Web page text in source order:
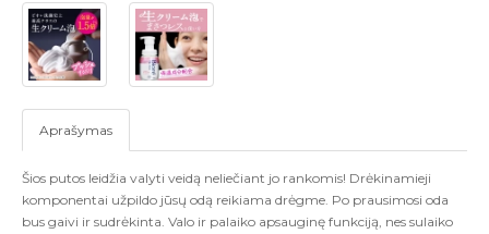
Aprašymas
Šios putos leidžia valyti veidą neliečiant jo rankomis! Drėkinamieji
komponentai užpildo jūsų odą reikiama drėgme. Po prausimosi oda
bus gaivi ir sudrėkinta. Valo ir palaiko apsauginę funkciją, nes sulaiko